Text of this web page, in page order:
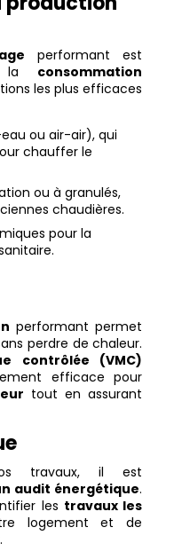
performant est
la consommation
les plus efficaces
ou air-air), qui
chauffer le
ou à granulés,
chaudières.
pour la
performant permet
perdre de chaleur.
contrôlée (VMC)
efficace pour
tout en assurant
travaux, il est
audit énergétique.
les travaux les
logement et de